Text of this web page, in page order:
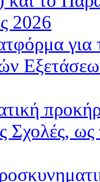
2026
Σχολές,